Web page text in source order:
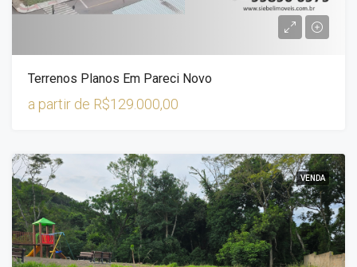
Terrenos Planos Em Pareci Novo
a partir de R$129.000,00
VENDA